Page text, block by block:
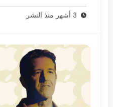
3 أشهر منذ النشر